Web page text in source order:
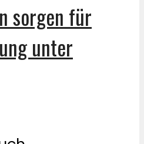
sorgen für
unter